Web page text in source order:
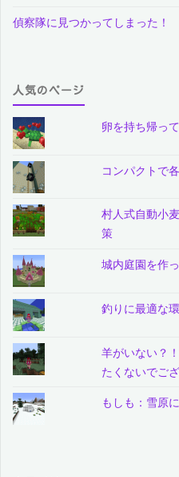
偵察隊に見つかってしまった！
人気のページ
卵を持ち帰っ
コンパクトで
村人式自動小
策
城内庭園を作
釣りに最適な
羊がいない？
たくないでござ
もしも：雪原